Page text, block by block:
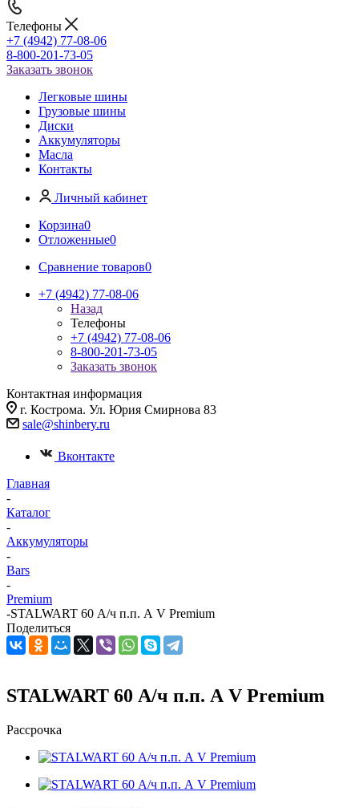
Телефоны
+7 (4942) 77-08-06
8-800-201-73-05
Заказать звонок
Легковые шины
Грузовые шины
Диски
Аккумуляторы
Масла
Контакты
Личный кабинет
Корзина0
Отложенные0
Сравнение товаров0
+7 (4942) 77-08-06
Назад
Телефоны
+7 (4942) 77-08-06
8-800-201-73-05
Заказать звонок
Контактная информация
г. Кострома. Ул. Юрия Смирнова 83
sale@shinbery.ru
Вконтакте
Главная
-
Каталог
-
Аккумуляторы
-
Bars
-
Premium
-STALWART 60 А/ч п.п. А V Premium
Поделиться
STALWART 60 А/ч п.п. А V Premium
Рассрочка